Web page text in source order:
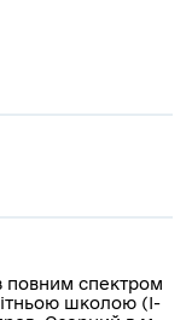
повним спектром
школою (І-